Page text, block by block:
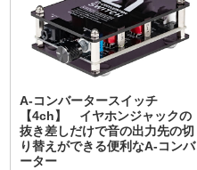
A-コンバータースイッチ
【4ch】 イヤホンジャックの
抜き差しだけで音の出力先の切
り替えができる便利なA-コンバ
ーター